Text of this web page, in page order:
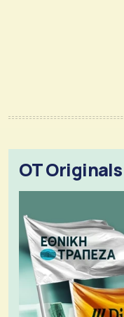
OT Originals